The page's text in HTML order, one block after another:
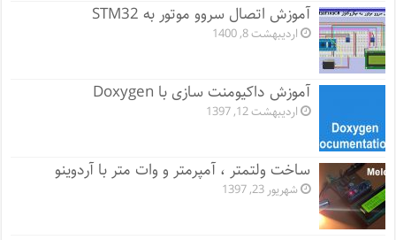
آموزش اتصال سروو موتور به STM32
اردیبهشت 8, 1400
آموزش داکیومنت سازی با Doxygen
اردیبهشت 12, 1397
ساخت ولتمتر ، آمپرمتر و وات متر با آردوینو
شهریور 23, 1397